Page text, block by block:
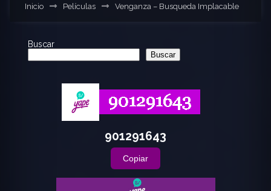
Inicio Películas Venganza – Busqueda Implacable
Buscar
Buscar
901291643
Copiar